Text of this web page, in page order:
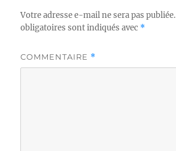
Votre adresse e-mail ne sera pas publiée.
obligatoires sont indiqués avec *
COMMENTAIRE *